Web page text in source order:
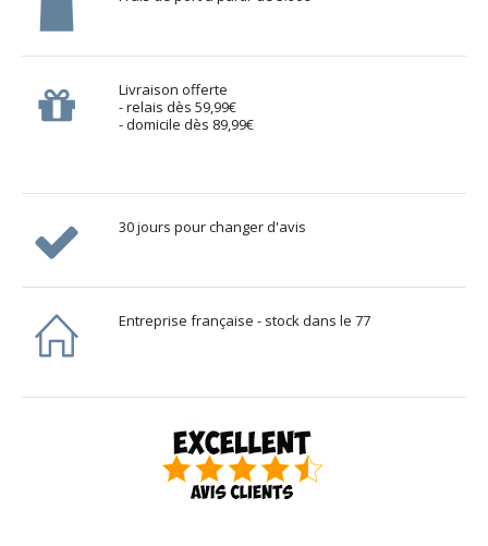
Livraison offerte
- relais dès 59,99€
- domicile dès 89,99€
30 jours pour changer d'avis
Entreprise française - stock dans le 77